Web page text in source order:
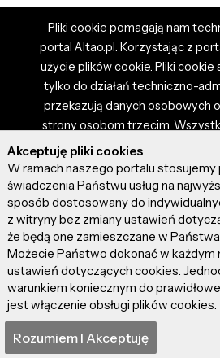
Pliki cookie pomagają nam
portal Altao.pl. Korzystając z
użycie plików cookie. Pliki
tylko do działań techniczno-
przekazują danych osobowych
strony osobom trzecim.
zdjęciami i materiałami
własnością użytkowników.
portalu nie ponosi
prezentowane przez autorów
artykuł, zgadzasz się z
ponosisz odpowiedzialność za
umieszczone przez Ciebie
Szczegóły dostępne w
© 2026 altao.pl. Wszystkie
Akceptuję pliki cookies
W ramach naszego portalu stosujemy
świadczenia Państwu usług na
sposób dostosowany do
z witryny bez zmiany ustawień
że będą one zamieszczane w
Możecie Państwo dokonać w każdym
ustawień dotyczących cookies.
warunkiem koniecznym do
jest włączenie obsługi plików cookies.
Rozumiem I Akceptuję